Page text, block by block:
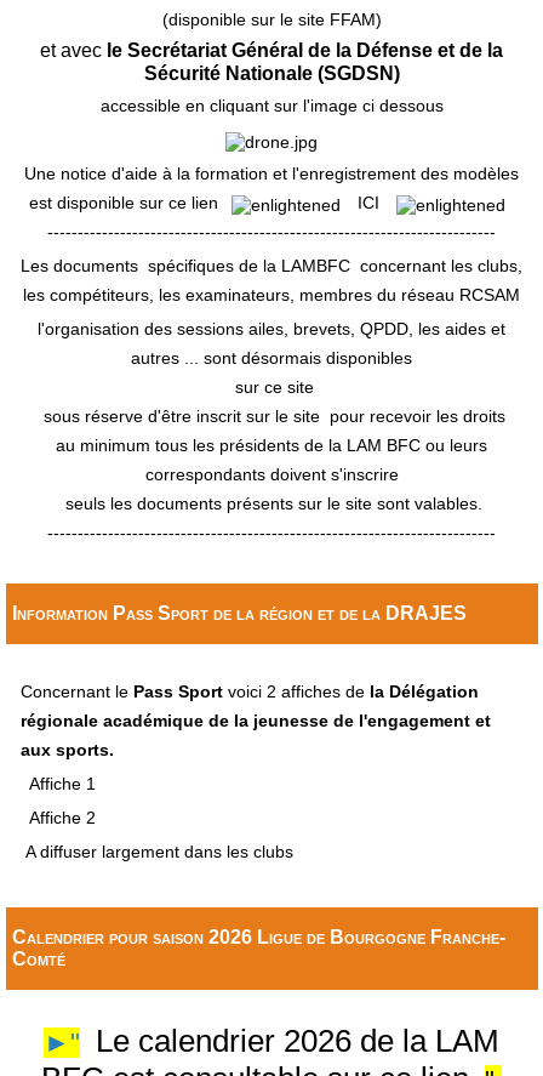
(disponible sur le site FFAM)
et avec le Secrétariat Général de la Défense et de la
Sécurité Nationale (SGDSN)
accessible en cliquant sur l'image ci dessous
Une notice d'aide à la formation et l'enregistrement des modèles
est disponible sur ce lien
ICI
--------------------------------------------------------------------------
Les documents spécifiques de la LAMBFC concernant les clubs,
les compétiteurs, les examinateurs, membres du réseau RCSAM
l'organisation des sessions ailes, brevets, QPDD, les aides et
autres ... sont désormais disponibles
sur ce site
sous réserve d'être inscrit sur le site pour recevoir les droits
au minimum tous les présidents de la LAM BFC ou leurs
correspondants doivent s'inscrire
seuls les documents présents sur le site sont valables.
--------------------------------------------------------------------------
Information Pass Sport de la région et de la DRAJES
Concernant lePass Sportvoici 2 affiches dela Délégation
régionale académique de la jeunesse de l'engagement et
aux sports.
Affiche 1
Affiche 2
A diffuser largement dans les clubs
Calendrier pour saison 2026 Ligue de Bourgogne Franche-
Comté
►"
Le calendrier 2026 de la LAM